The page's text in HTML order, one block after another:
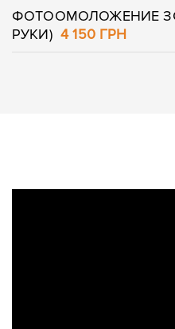
ФОТООМОЛОЖЕНИЕ
РУКИ) 4 150 ГРН